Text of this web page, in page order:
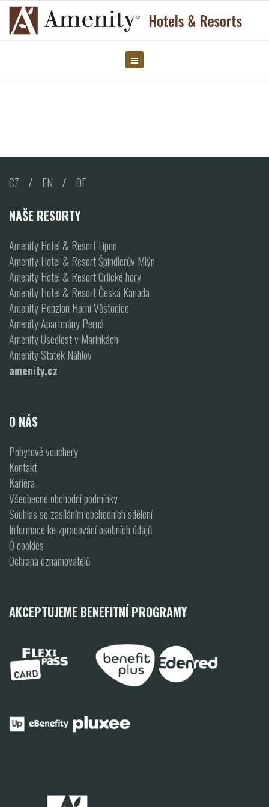
CZ / EN / DE
NAŠE RESORTY
Amenity Hotel & Resort Lipno
Amenity Hotel & Resort Špindlerův Mlýn
Amenity Hotel & Resort Orlické hory
Amenity Hotel & Resort Česká Kanada
Amenity Penzion Horní Věstonice
Amenity Apartmány Perná
Amenity Usedlost v Marinkách
Amenity Statek Náhlov
amenity.cz
O NÁS
Pobytové vouchery
Kontakt
Kariéra
Všeobecné obchodní podmínky
Souhlas se zasíláním obchodních sdělení
Informace ke zpracování osobních údajů
O cookies
Ochrana oznamovatelů
AKCEPTUJEME BENEFITNÍ PROGRAMY